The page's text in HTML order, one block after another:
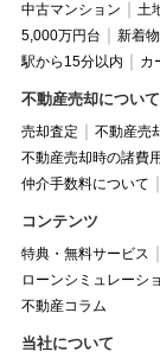
中古マンション
土
5,000万円台
新着
駅から15分以内
カ
不動産売却について
売却査定 不動産売
不動産売却時の諸費用
仲介手数料について
コンテンツ
特典・無料サービス
ローンシミュレーシ
不動産コラム
当社について